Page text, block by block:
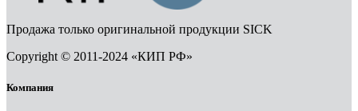
Продажа только оригинальной продукции SICK
Copyright © 2011-2024 «КИП РФ»
Компания